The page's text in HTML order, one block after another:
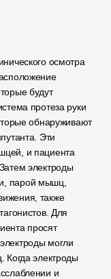
осмотра
будут
протеза руки
обнаруживают
Эти
и пациента
электроды
парой мышц,
также
Для
просят
могли
Когда электроды
и